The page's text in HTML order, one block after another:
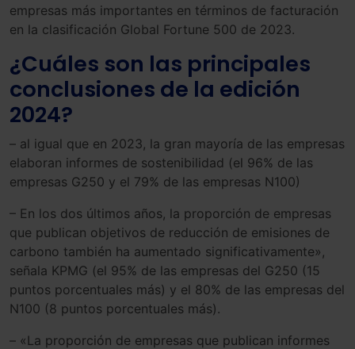
empresas más importantes en términos de facturación
en la clasificación Global Fortune 500 de 2023.
¿Cuáles son las principales
conclusiones de la edición
2024?
– al igual que en 2023, la gran mayoría de las empresas
elaboran informes de sostenibilidad (el 96% de las
empresas G250 y el 79% de las empresas N100)
– En los dos últimos años, la proporción de empresas
que publican objetivos de reducción de emisiones de
carbono también ha aumentado significativamente»,
señala KPMG (el 95% de las empresas del G250 (15
puntos porcentuales más) y el 80% de las empresas del
N100 (8 puntos porcentuales más).
– «La proporción de empresas que publican informes